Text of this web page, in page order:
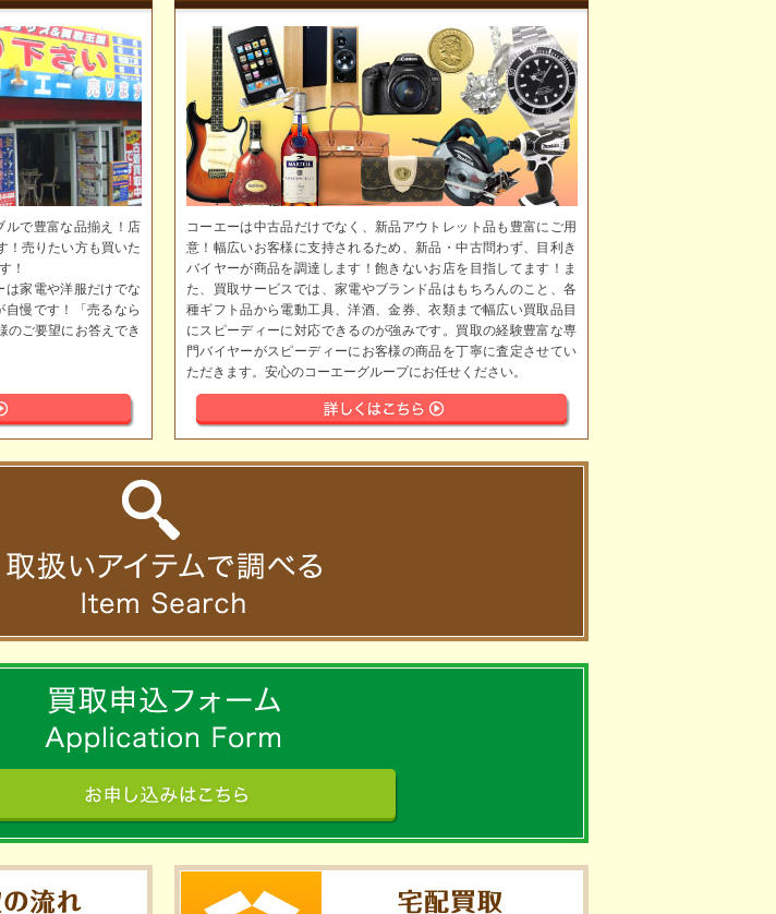
ルで豊富な品揃え！店
！売りたい方も買いた
！
は家電や洋服だけでな
自慢です！「売るなら
のご要望にお答えでき
コーエーは中古品だけでなく、新品アウトレット品も豊富にご用
意！幅広いお客様に支持されるため、新品・中古問わず、目利き
バイヤーが商品を調達します！飽きないお店を目指してます！ま
た、買取サービスでは、家電やブランド品はもちろんのこと、各
種ギフト品から電動工具、洋酒、金券、衣類まで幅広い買取品目
にスピーディーに対応できるのが強みです。買取の経験豊富な専
門バイヤーがスピーディーにお客様の商品を丁寧に査定させてい
ただきます。安心のコーエーグループにお任せください。